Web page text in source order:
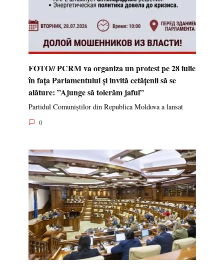
FOTO// PCRM va organiza un protest pe 28 iulie
în fața Parlamentului și invită cetățenii să se
alăture: ”Ajunge să tolerăm jaful”
Partidul Comuniștilor din Republica Moldova a lansat
0